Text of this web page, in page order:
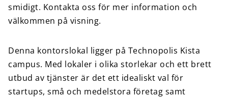
smidigt. Kontakta oss för mer information och
välkommen på visning.
Denna kontorslokal ligger på Technopolis Kista
campus. Med lokaler i olika storlekar och ett brett
utbud av tjänster är det ett idealiskt val för
startups, små och medelstora företag samt